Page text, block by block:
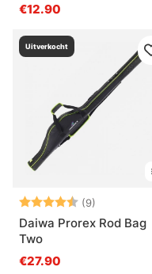
€12.90
Uitverkocht
Beoordeling:
(9)
Daiwa Prorex Rod Bag
Two
€27.90